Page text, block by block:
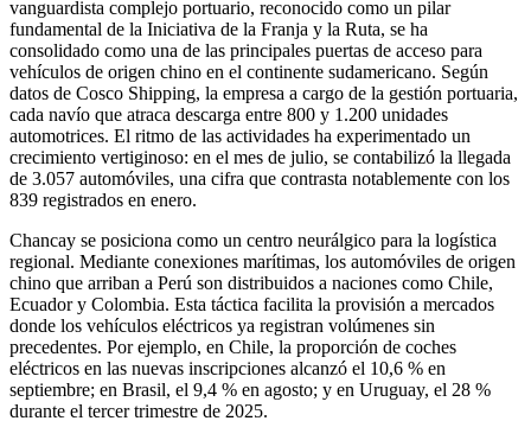
vanguardista complejo portuario, reconocido como un pilar
fundamental de la Iniciativa de la Franja y la Ruta, se ha
consolidado como una de las principales puertas de acceso para
vehículos de origen chino en el continente sudamericano. Según
datos de Cosco Shipping, la empresa a cargo de la gestión portuaria,
cada navío que atraca descarga entre 800 y 1.200 unidades
automotrices. El ritmo de las actividades ha experimentado un
crecimiento vertiginoso: en el mes de julio, se contabilizó la llegada
de 3.057 automóviles, una cifra que contrasta notablemente con los
839 registrados en enero.
Chancay se posiciona como un centro neurálgico para la logística
regional. Mediante conexiones marítimas, los automóviles de origen
chino que arriban a Perú son distribuidos a naciones como Chile,
Ecuador y Colombia. Esta táctica facilita la provisión a mercados
donde los vehículos eléctricos ya registran volúmenes sin
precedentes. Por ejemplo, en Chile, la proporción de coches
eléctricos en las nuevas inscripciones alcanzó el 10,6 % en
septiembre; en Brasil, el 9,4 % en agosto; y en Uruguay, el 28 %
durante el tercer trimestre de 2025.